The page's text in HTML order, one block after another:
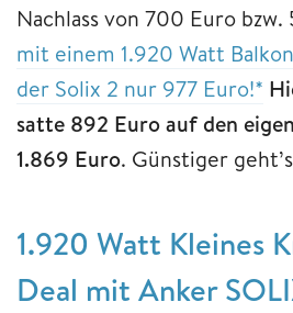
Nachlass von 700 Euro
mit einem 1.920 Watt
der Solix 2 nur 977 Euro!*
satte 892 Euro auf den
1.869 Euro. Günstiger
1.920 Watt Kleines
Deal mit Anker